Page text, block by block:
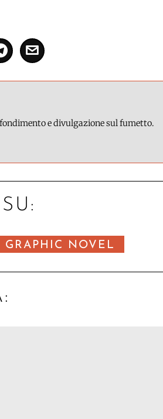
e divulgazione sul fumetto.
GRAPHIC NOVEL